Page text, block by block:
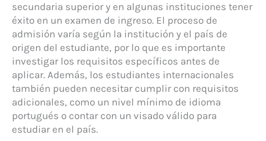
secundaria superior y en algunas instituciones tener
éxito en un examen de ingreso. El proceso de
admisión varía según la institución y el país de
origen del estudiante, por lo que es importante
investigar los requisitos específicos antes de
aplicar. Además, los estudiantes internacionales
también pueden necesitar cumplir con requisitos
adicionales, como un nivel mínimo de idioma
portugués o contar con un visado válido para
estudiar en el país.